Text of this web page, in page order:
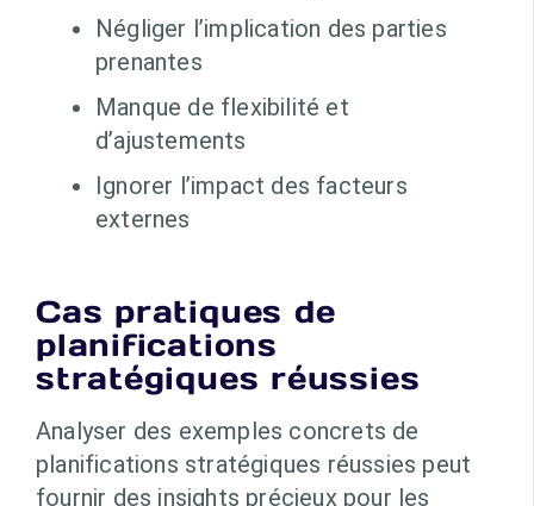
Négliger l’implication des parties
prenantes
Manque de flexibilité et
d’ajustements
Ignorer l’impact des facteurs
externes
Cas pratiques de
planifications
stratégiques réussies
Analyser des exemples concrets de
planifications stratégiques réussies peut
fournir des insights précieux pour les